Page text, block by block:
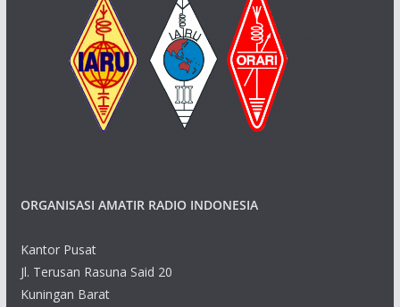
ORGANISASI AMATIR RADIO INDONESIA
Kantor Pusat
Jl. Terusan Rasuna Said 20
Kuningan Barat